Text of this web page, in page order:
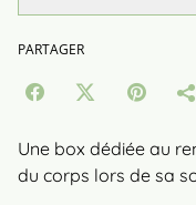
PARTAGER
Une box dédiée au
du corps lors de sa